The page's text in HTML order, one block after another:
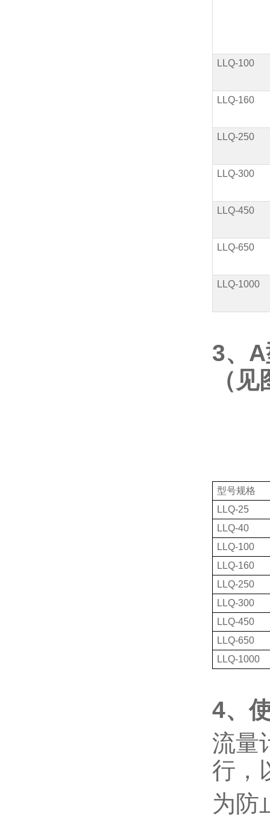
LLQ-100
LLQ-160
LLQ-250
LLQ-300
LLQ-450
LLQ-650
LLQ-1000
3、
（
型号规格
LLQ-25
LLQ-40
LLQ-100
LLQ-160
LLQ-250
LLQ-300
LLQ-450
LLQ-650
LLQ-1000
4、
流量
行，
为防